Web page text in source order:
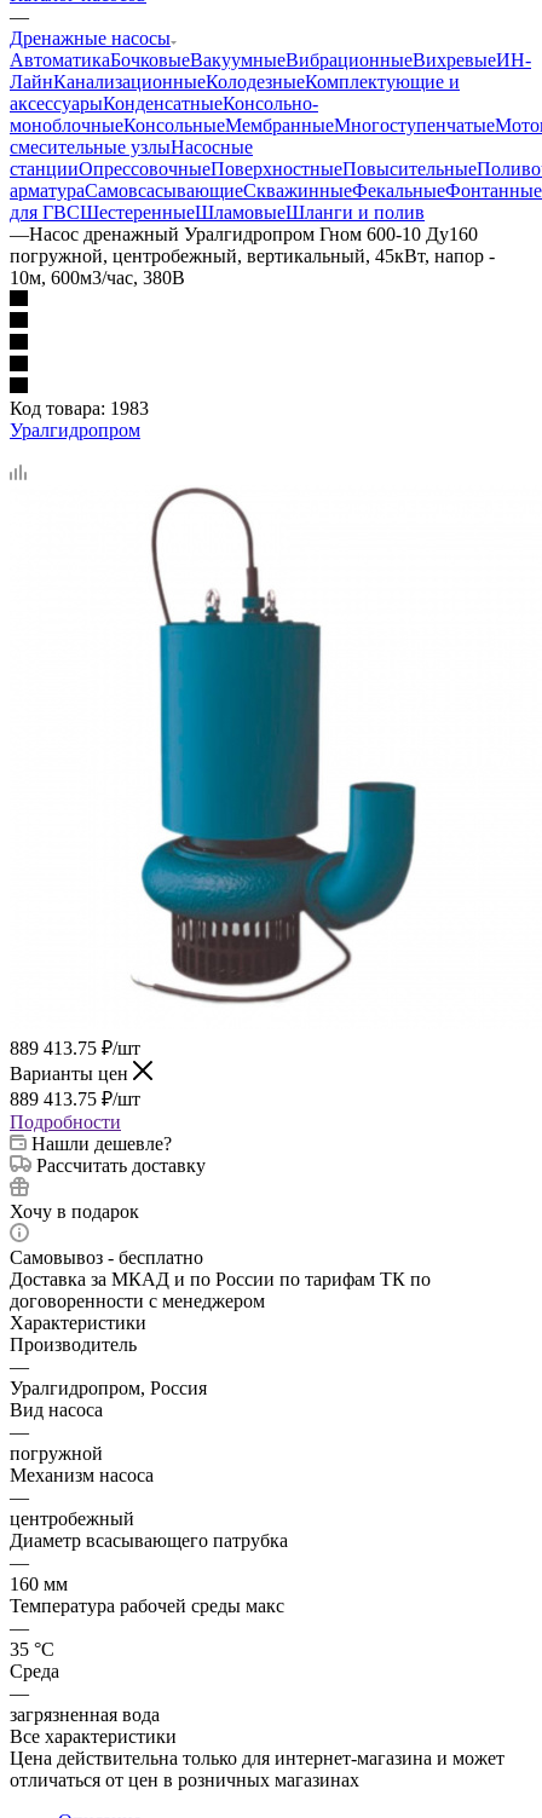
—
Дренажные насосы
АвтоматикаБочковыеВакуумныеВибрационныеВихревыеИН-
ЛайнКанализационныеКолодезныеКомплектующие и
аксессуарыКонденсатныеКонсольно-
моноблочныеКонсольныеМембранныеМногоступенчатые
смесительные узлыНасосные
станцииОпрессовочныеПоверхностныеПовысительные
арматураСамовсасывающиеСкважинныеФекальныеФонтанные
для ГВСШестеренныеШламовыеШланги и полив
—Насос дренажный Уралгидропром Гном 600-10 Ду160
погружной, центробежный, вертикальный, 45кВт, напор -
10м, 600м3/час, 380В
Код товара: 1983
Уралгидропром
889 413.75 ₽/шт
Варианты цен
889 413.75 ₽/шт
Подробности
Нашли дешевле?
Рассчитать доставку
Хочу в подарок
Самовывоз - бесплатно
Доставка за МКАД и по России по тарифам ТК по
договоренности с менеджером
Характеристики
Производитель
—
Уралгидропром, Россия
Вид насоса
—
погружной
Механизм насоса
—
центробежный
Диаметр всасывающего патрубка
—
160 мм
Температура рабочей среды макс
—
35 °С
Среда
—
загрязненная вода
Все характеристики
Цена действительна только для интернет-магазина и может
отличаться от цен в розничных магазинах